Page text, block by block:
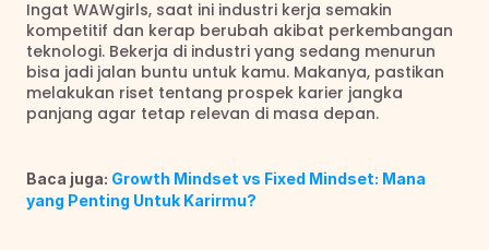
Ingat WAWgirls, saat ini industri kerja semakin
kompetitif dan kerap berubah akibat perkembangan
teknologi. Bekerja di industri yang sedang menurun
bisa jadi jalan buntu untuk kamu. Makanya, pastikan
melakukan riset tentang prospek karier jangka
panjang agar tetap relevan di masa depan.
Baca juga: Growth Mindset vs Fixed Mindset: Mana
yang Penting Untuk Karirmu?